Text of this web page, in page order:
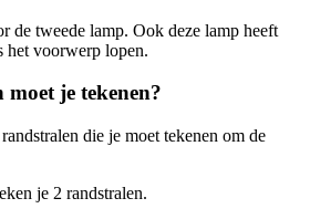
de tweede lamp. Ook deze lamp heeft
het voorwerp lopen.
je tekenen?
die je moet tekenen om de
je 2 randstralen.